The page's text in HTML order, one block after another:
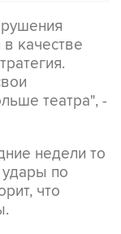
качестве
театра", -
недели то
по
что